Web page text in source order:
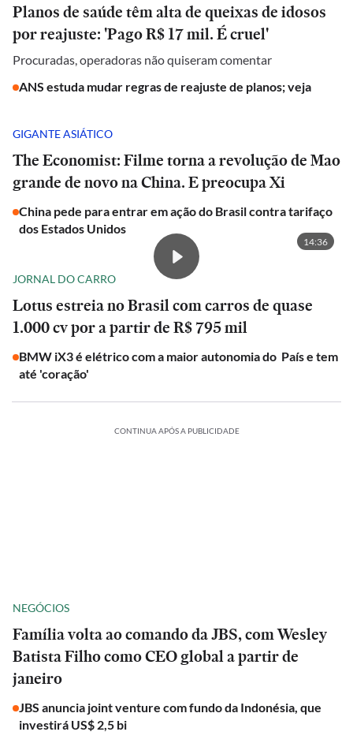
Planos de saúde têm alta de queixas de idosos
por reajuste: 'Pago R$ 17 mil. É cruel'
Procuradas, operadoras não quiseram comentar
ANS estuda mudar regras de reajuste de planos; veja
GIGANTE ASIÁTICO
The Economist: Filme torna a revolução de Mao
grande de novo na China. E preocupa Xi
China pede para entrar em ação do Brasil contra tarifaço
dos Estados Unidos
14:36
JORNAL DO CARRO
Lotus estreia no Brasil com carros de quase
1.000 cv por a partir de R$ 795 mil
BMW iX3 é elétrico com a maior autonomia do País e tem
até 'coração'
CONTINUA APÓS A PUBLICIDADE
NEGÓCIOS
Família volta ao comando da JBS, com Wesley
Batista Filho como CEO global a partir de
janeiro
JBS anuncia joint venture com fundo da Indonésia, que
investirá US$ 2,5 bi